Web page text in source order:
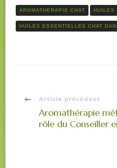
AROMATHERAPIE CHAT HUILES
HUILES ESSENTIELLES CHAT
Navigation
d'article
Article précédent
Aromathérapie
rôle du Conseiller